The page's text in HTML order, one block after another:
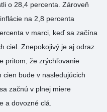
o 28,4 percenta. Zároveň
na 2,8 percenta
v marci, keď sa začína
ciel. Znepokojivý je aj odraz
pritom, že zrýchľovanie
bude v nasledujúcich
začnú v plnej miere
a dovozné clá.